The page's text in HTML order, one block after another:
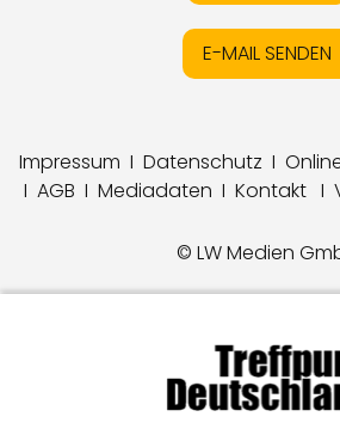
E-MAIL SENDEN
Impressum I Datenschutz I
I AGB I Mediadaten I Kontakt I
© LW Medien